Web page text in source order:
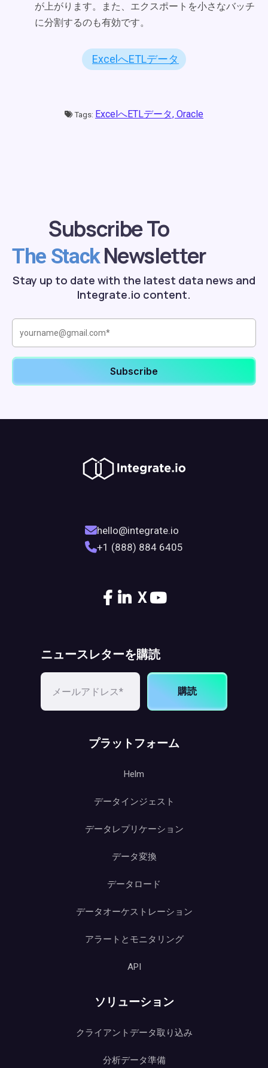
が上がります。また、エクスポートを小さなバッチ
に分割するのも有効です。
ExcelへETLデータ
Tags: ExcelへETLデータ, Oracle
Subscribe To
The StackNewsletter
Stay up to date with the latest data news and
Integrate.io content.
hello@integrate.io
+1 (888) 884 6405
X
ニュースレターを購読
購読
プラットフォーム
Helm
データインジェスト
データレプリケーション
データ変換
データロード
データオーケストレーション
アラートとモニタリング
API
ソリューション
クライアントデータ取り込み
分析データ準備